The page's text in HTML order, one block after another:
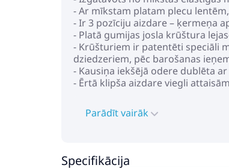
- Ar mīkstam platam plecu
- Ir 3 pozīciju aizdare – ķermeņa
- Platā gumijas josla krūštura
- Krūšturiem ir patentēti speciāli
dziedzeriem, pēc barošanas
- Kausiņa iekšējā odere dublēta
- Ērtā klipša aizdare viegli
Parādīt vairāk
Specifikācija